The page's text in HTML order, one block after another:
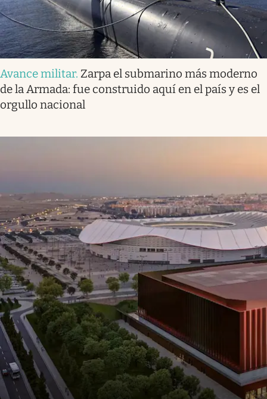
Avance militar. Zarpa el submarino más moderno
de la Armada: fue construido aquí en el país y es el
orgullo nacional